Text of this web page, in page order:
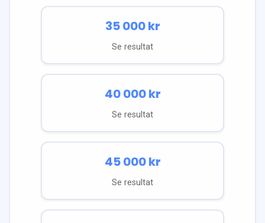
35 000kr
Se resultat
40 000kr
Se resultat
45 000kr
Se resultat